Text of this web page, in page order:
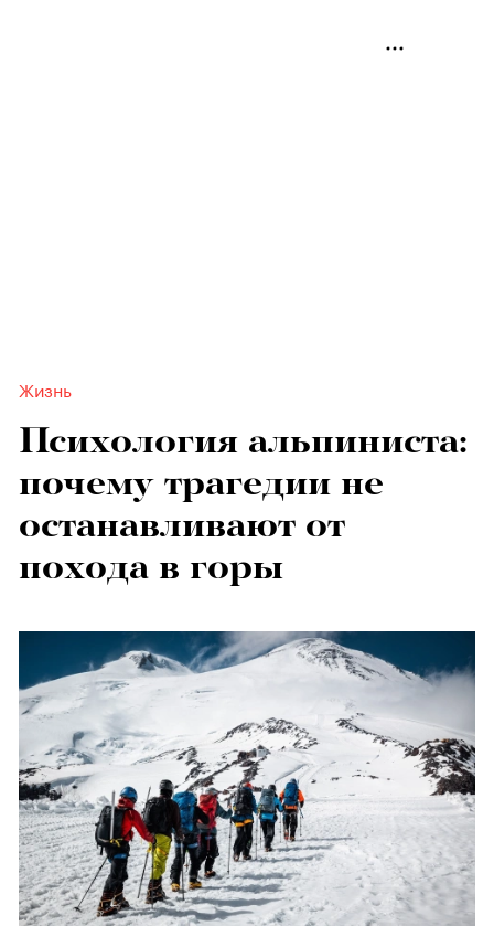
Жизнь
Психология альпиниста:
почему трагедии не
останавливают от
похода в горы